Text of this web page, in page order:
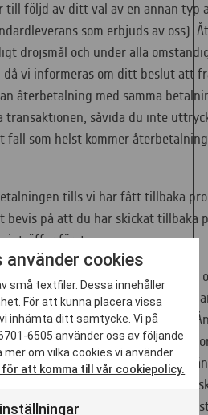
till följd av ditt val av en annan typ
som erbjuds av oss).
dröjsmål och under alla
då vi informeras om ditt beslut att
återbetalning med samma
transaktionen, såvida du inte
fall som helst kommer
tills vi har fått tillbaka
bevis på att du har skickat tillbaka
inträffar först.
produkterna eller överlämna dem till
omständigheter senare än 14
tillbakadragande från detta avtal.
tillbaka varorna innan denna
betala för kostnaderna att
minskat värde på produkterna som
vad som är nödvändigt för att
använder cookies
små textfiler. Dessa innehåller
För att kunna placera vissa
inhämta ditt samtycke. Vi på
6505 använder oss av följande
om vilka cookies vi använder
för att komma till vår cookiepolicy.